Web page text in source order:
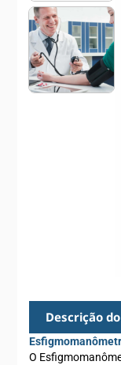
Descrição
O